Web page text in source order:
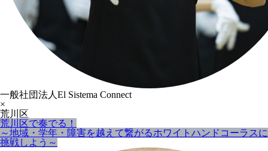
一般社団法人El Sistema Connect
×
荒川区
荒川区で奏でる！
～地域・学年・障害を越えて繋がるホワイトハンドコーラスに
挑戦しよう～